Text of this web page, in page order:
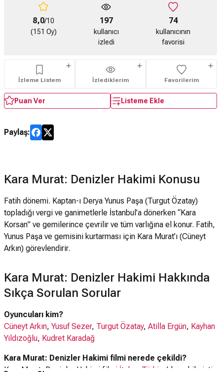
8,0/10
(151 Oy)
197
kullanıcı
izledi
74
kullanıcının
favorisi
İzleme Listem İzlediklerim Favorilerim
Puan Ver Listeme Ekle
Paylaş:
Kara Murat: Denizler Hakimi Konusu
Fatih dönemi. Kaptan-ı Derya Yunus Paşa (Turgut Özatay)
topladığı vergi ve ganimetlerle İstanbul’a dönerken “Kara
Korsan” ve gemilerince çevrilir ve tüm varlığına el konur. Fatih,
Yunus Paşa ve gemisini kurtarması için Kara Murat’ı (Cüneyt
Arkın) görevlendirir.
Kara Murat: Denizler Hakimi Hakkında
Sıkça Sorulan Sorular
Oyuncuları kim?
Cüneyt Arkın, Yusuf Sezer, Turgut Özatay, Atilla Ergün, Kayhan
Yıldızoğlu, Kudret Karadağ
Kara Murat: Denizler Hakimi filmi nerede çekildi?
Kara Murat: Denizler Hakimi filmi İtalya Türkiye 'de çekilmiştir.